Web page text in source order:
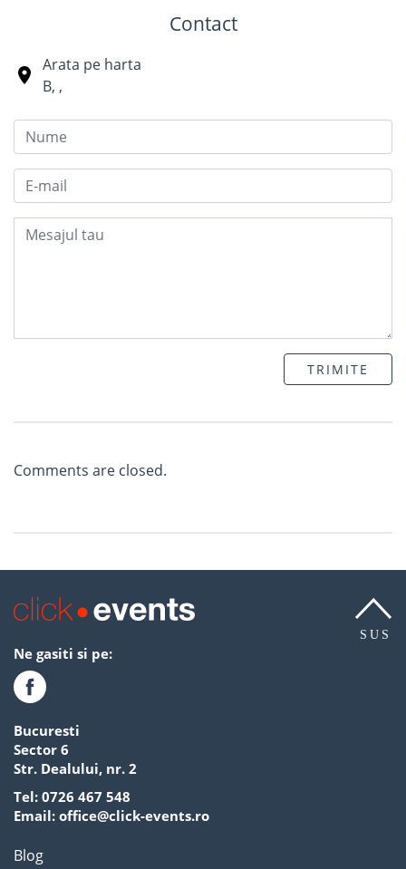
Contact
Arata pe harta
B, ,
TRIMITE
Comments are closed.
SUS
Ne gasiti si pe:
Bucuresti
Sector 6
Str. Dealului, nr. 2
Tel: 0726 467 548
Email: office@click-events.ro
Blog